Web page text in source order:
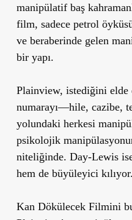
manipülatif baş
film, sadece petrol
ve beraberinde gelen
bir yapı.
Plainview, istediğini
numarayı—hile, cazibe,
yolundaki herkesi
psikolojik
niteliğinde. Day-Lewis
hem de büyüleyici kılıyor.
Kan Dökülecek Filmini